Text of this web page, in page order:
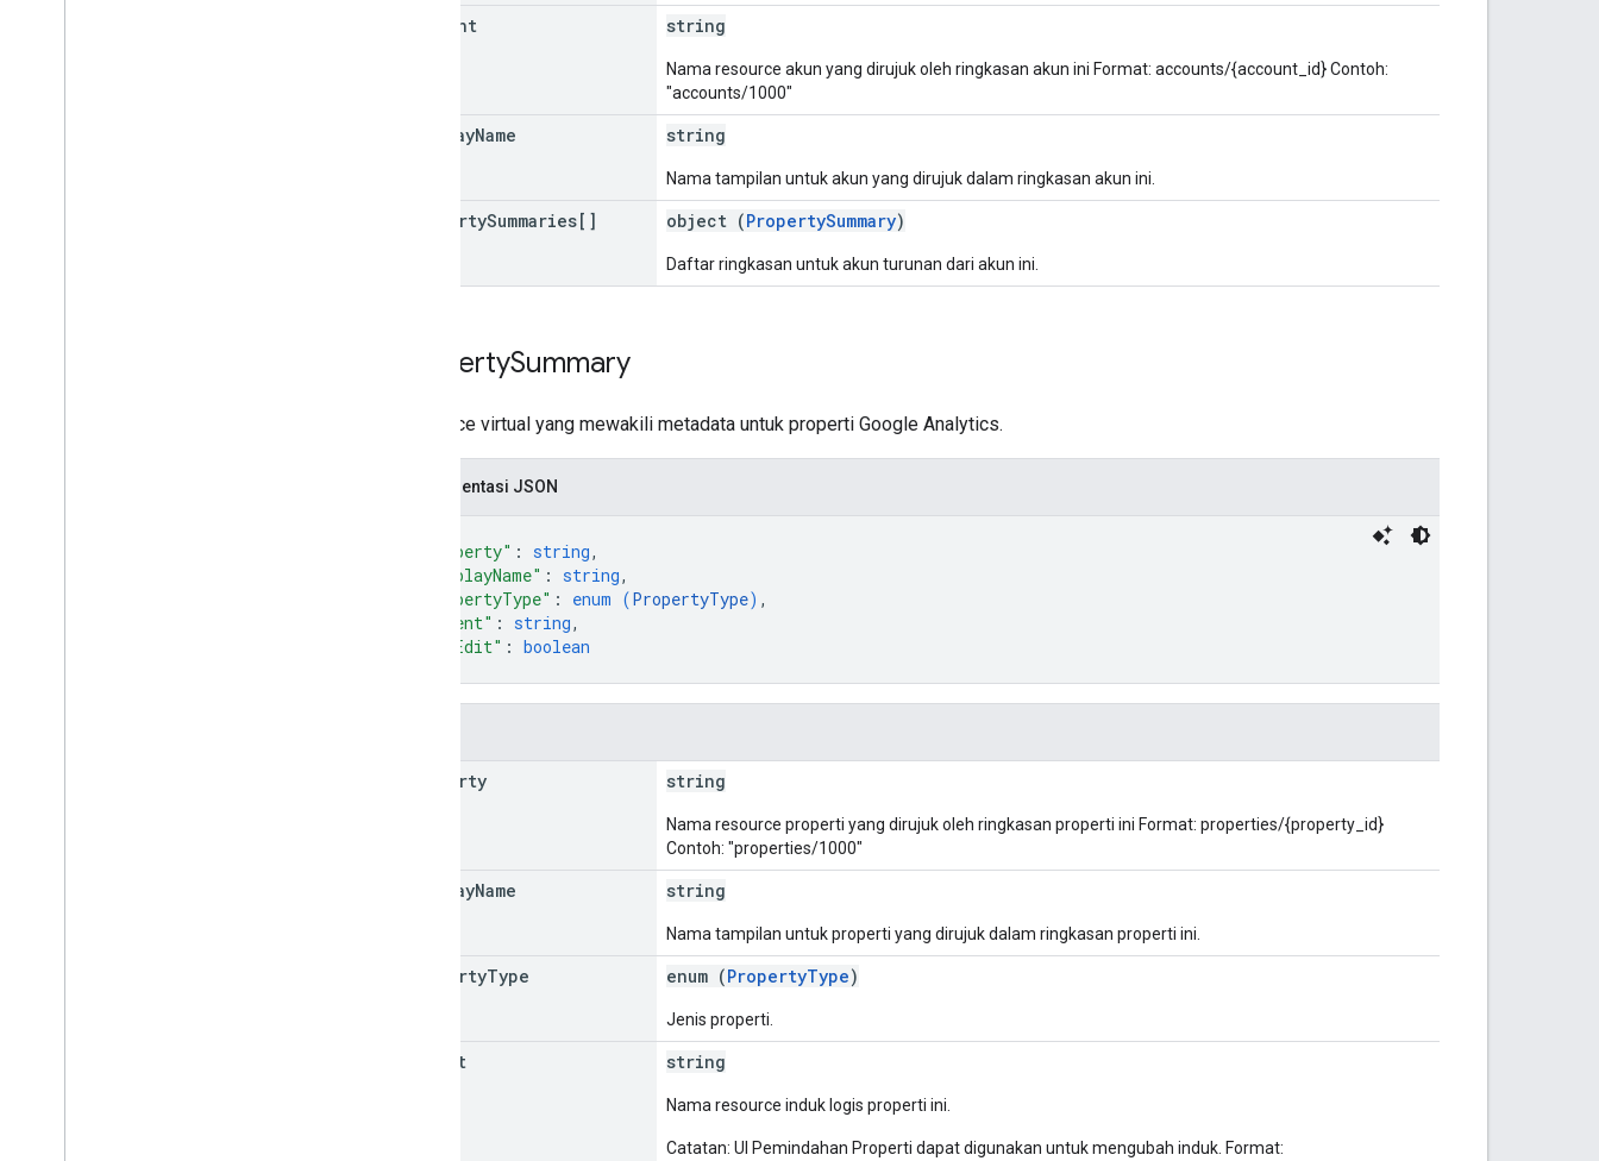
account string
Nama resource akun yang dirujuk oleh ringkasan akun ini Format: accounts/{account_id} Contoh:
"accounts/1000"
displayName string
Nama tampilan untuk akun yang dirujuk dalam ringkasan akun ini.
propertySummaries[] object (PropertySummary)
Daftar ringkasan untuk akun turunan dari akun ini.
PropertySummary
Resource virtual yang mewakili metadata untuk properti Google Analytics.
Representasi JSON
"property" : string,
"displayName" : string,
"propertyType" : enum (PropertyType) ,
"parent" : string,
"canEdit" : boolean
property string
Nama resource properti yang dirujuk oleh ringkasan properti ini Format: properties/{property_id}
Contoh: "properties/1000"
displayName string
Nama tampilan untuk properti yang dirujuk dalam ringkasan properti ini.
propertyType enum (PropertyType)
Jenis properti.
parent string
Nama resource induk logis properti ini.
Catatan: UI Pemindahan Properti dapat digunakan untuk mengubah induk. Format: